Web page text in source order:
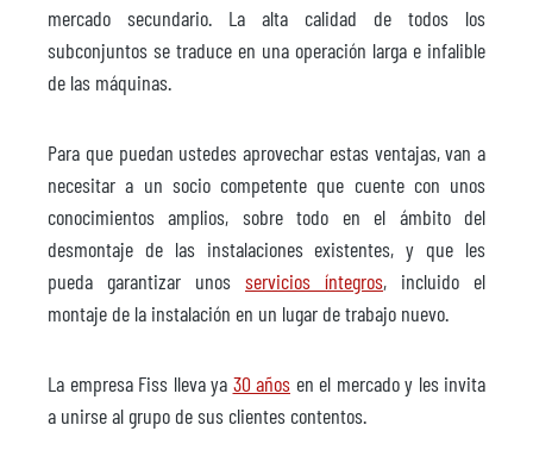
mercado secundario. La alta calidad de todos los
subconjuntos se traduce en una operación larga e infalible
de las máquinas.
Para que puedan ustedes aprovechar estas ventajas, van a
necesitar a un socio competente que cuente con unos
conocimientos amplios, sobre todo en el ámbito del
desmontaje de las instalaciones existentes, y que les
pueda garantizar unos servicios íntegros, incluido el
montaje de la instalación en un lugar de trabajo nuevo.
La empresa Fiss lleva ya 30 años en el mercado y les invita
a unirse al grupo de sus clientes contentos.